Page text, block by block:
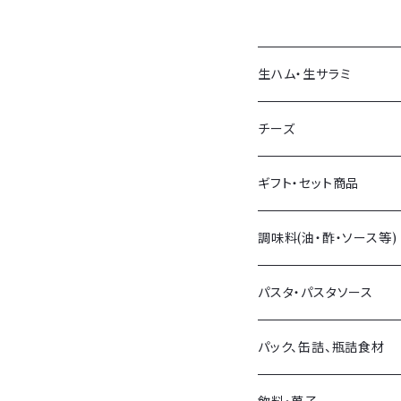
生ハム・生サラミ
生ハム
生サラミ
イタリア産
フランス産
スペイン産
チーズ
量り売りチーズ
パック販売チーズ
チーズアソート
イタリア産
ギフト・セット商品
調味料(油・酢・ソース等)
オリーブオイル・他オイル
バルサミコ・他お酢
パスタ・パスタソース
パスタ
パック、缶詰、瓶詰食材